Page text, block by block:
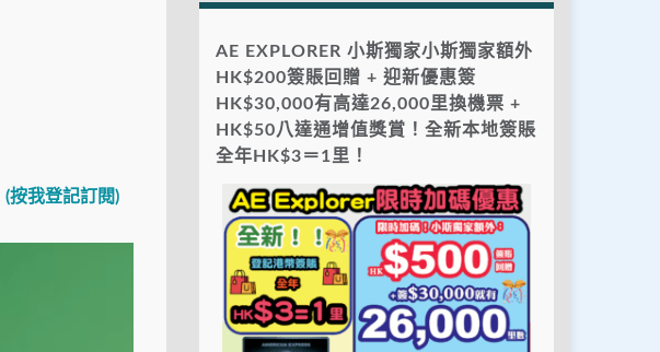
(按我登記訂閱)
AE EXPLORER 小斯獨家小斯獨家額外
HK$200簽賬回贈 + 迎新優惠簽
HK$30,000有高達26,000里換機票 +
HK$50八達通增值獎賞！全新本地簽賬
全年HK$3＝1里！